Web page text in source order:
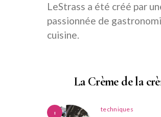
LeStrass a été créé par
passionnée de
cuisine.
La Crème de la
1 techniques